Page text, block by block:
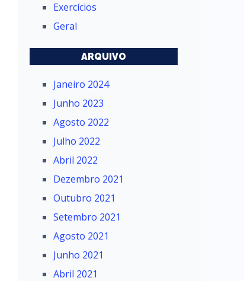
Exercícios
Geral
ARQUIVO
Janeiro 2024
Junho 2023
Agosto 2022
Julho 2022
Abril 2022
Dezembro 2021
Outubro 2021
Setembro 2021
Agosto 2021
Junho 2021
Abril 2021